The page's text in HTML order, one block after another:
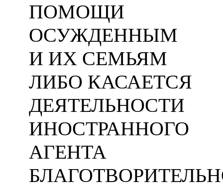
ПОМОЩИ
ОСУЖДЕННЫМ
И ИХ СЕМЬЯМ
ЛИБО КАСАЕТСЯ
ДЕЯТЕЛЬНОСТИ
ИНОСТРАННОГО
АГЕНТА